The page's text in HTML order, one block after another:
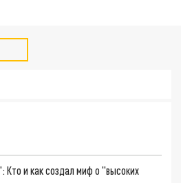
Кто и как создал миф о "высоких